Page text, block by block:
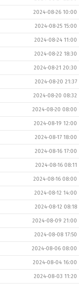
2024-08-26 10:00
2024-08-25 15:00
2024-08-24 11:00
2024-08-22 18:30
2024-08-21 20:30
2024-08-20 21:37
2024-08-20 08:32
2024-08-20 08:00
2024-08-19 12:00
2024-08-17 18:00
2024-08-16 17:00
2024-08-16 08:11
2024-08-16 08:00
2024-08-12 14:00
2024-08-12 08:18
2024-08-09 21:00
2024-08-08 17:50
2024-08-06 08:00
2024-08-04 16:00
2024-08-03 11:20